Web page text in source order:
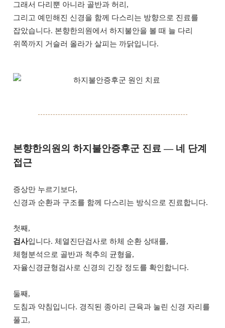
그래서 다리뿐 아니라 골반과 허리,
그리고 예민해진 신경을 함께 다스리는 방향으로 진료를
잡았습니다. 본향한의원에서 하지불안을 볼 때 늘 다리
위쪽까지 거슬러 올라가 살피는 까닭입니다.
본향한의원의 하지불안증후군 진료 — 네 단계
접근
증상만 누르기보다,
신경과 순환과 구조를 함께 다스리는 방식으로 진료합니다.
첫째,
검사입니다. 체열진단검사로 하체 순환 상태를,
체형분석으로 골반과 척추의 균형을,
자율신경균형검사로 신경의 긴장 정도를 확인합니다.
둘째,
도침과 약침입니다. 경직된 종아리 근육과 눌린 신경 자리를
풀고,